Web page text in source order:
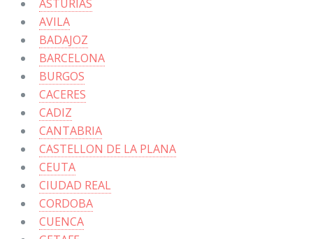
ASTURIAS
AVILA
BADAJOZ
BARCELONA
BURGOS
CACERES
CADIZ
CANTABRIA
CASTELLON DE LA PLANA
CEUTA
CIUDAD REAL
CORDOBA
CUENCA